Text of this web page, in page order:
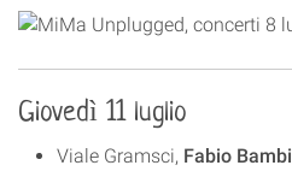
Giovedì 11 luglio
Viale Gramsci, Fabio Bambi